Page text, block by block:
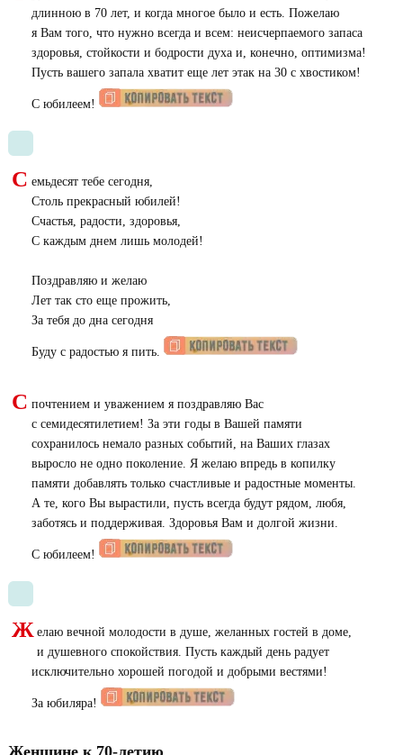
длинною в 70 лет, и когда многое было и есть. Пожелаю
я Вам того, что нужно всегда и всем: неисчерпаемого запаса
здоровья, стойкости и бодрости духа и, конечно, оптимизма!
Пусть вашего запала хватит еще лет этак на 30 с хвостиком!
С юбилеем!
С емьдесят тебе сегодня,
Столь прекрасный юбилей!
Счастья, радости, здоровья,
С каждым днем лишь молодей!
Поздравляю и желаю
Лет так сто еще прожить,
За тебя до дна сегодня
Буду с радостью я пить.
С почтением и уважением я поздравляю Вас
с семидесятилетием! За эти годы в Вашей памяти
сохранилось немало разных событий, на Ваших глазах
выросло не одно поколение. Я желаю впредь в копилку
памяти добавлять только счастливые и радостные моменты.
А те, кого Вы вырастили, пусть всегда будут рядом, любя,
заботясь и поддерживая. Здоровья Вам и долгой жизни.
С юбилеем!
Ж елаю вечной молодости в душе, желанных гостей в доме,
и душевного спокойствия. Пусть каждый день радует
исключительно хорошей погодой и добрыми вестями!
За юбиляра!
Женщине к 70-летию